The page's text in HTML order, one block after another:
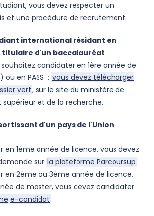
vous devez respecter un
et une procédure de recrutement.
international résidant en
titulaire d'un baccalauréat
souhaitez candidater en 1ère année de
ou en PASS : vous devez télécharger
vert, sur le site du ministère de
et de la recherche.
d'un pays de l'Union
en 1ème année de licence, vous devez
sur la plateforme Parcoursup
en 2ème ou 3ème année de licence,
de master, vous devez candidater
e-candidat